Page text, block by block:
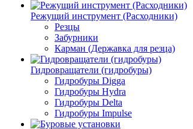
Режущий инструмент (Расходники)
Резцы
Забурники
Карман (Державка для резца)
Гидровращатели (гидробуры)
Гидробуры Digga
Гидробуры Hydra
Гидробуры Delta
Гидробуры Impulse